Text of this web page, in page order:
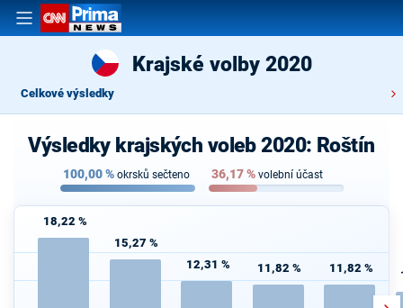
Krajské volby 2020
Celkové výsledky
Výsledky krajských voleb 2020: Roštín
100,00% okrsků sečteno 36,17% volební účast
18,22 %
15,27 %
12,31 % 11,82 % 11,82 %